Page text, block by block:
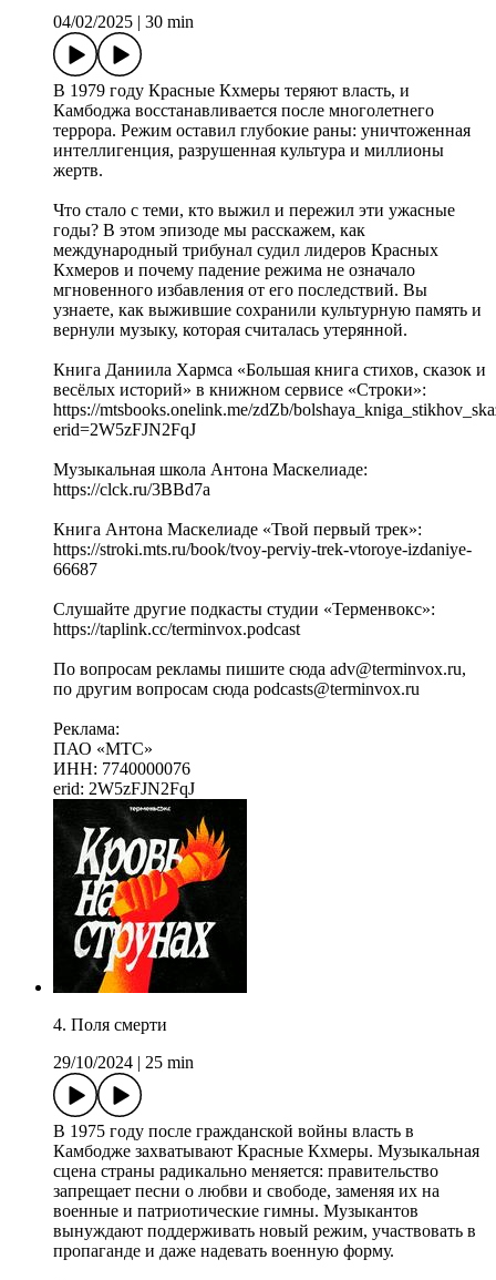
04/02/2025 30 min
В 1979 году Красные Кхмеры теряют власть, и
Камбоджа восстанавливается после многолетнего
террора. Режим оставил глубокие раны: уничтоженная
интеллигенция, разрушенная культура и миллионы
жертв.
Что стало с теми, кто выжил и пережил эти ужасные
годы? В этом эпизоде мы расскажем, как
международный трибунал судил лидеров Красных
Кхмеров и почему падение режима не означало
мгновенного избавления от его последствий. Вы
узнаете, как выжившие сохранили культурную память и
вернули музыку, которая считалась утерянной.
Книга Даниила Хармса «Большая книга стихов, сказок и
весёлых историй» в книжном сервисе «Строки»:
https://mtsbooks.onelink.me/zdZb/
erid=2W5zFJN2FqJ
Музыкальная школа Антона Маскелиаде:
https://clck.ru/3BBd7a
Книга Антона Маскелиаде «Твой первый трек»:
https://stroki.mts.ru/book/tvoy-perviy-trek-vtoroye-izdaniye-
66687
Слушайте другие подкасты студии «Терменвокс»:
https://taplink.cc/terminvox.podcast
По вопросам рекламы пишите сюда adv@terminvox.ru,
по другим вопросам сюда podcasts@terminvox.ru
Реклама:
ПАО «МТС»
ИНН: 7740000076
erid: 2W5zFJN2FqJ
4. Поля смерти
29/10/2024
25 min
В 1975 году после гражданской войны власть в
Камбодже захватывают Красные Кхмеры. Музыкальная
сцена страны радикально меняется: правительство
запрещает песни о любви и свободе, заменяя их на
военные и патриотические гимны. Музыкантов
вынуждают поддерживать новый режим, участвовать в
пропаганде и даже надевать военную форму.